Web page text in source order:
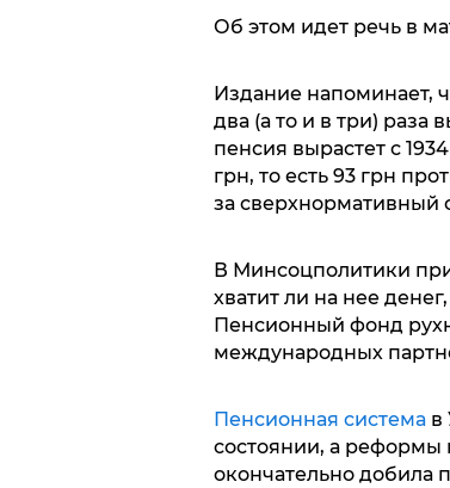
Об этом идет речь в
Издание напоминает,
два (а то и в три)
пенсия вырастет с
грн, то есть 93 грн
за сверхнормативный
В Минсоцполитики
хватит ли на нее
Пенсионный фонд
международных
Пенсионная системав
состоянии, а реформы
окончательно добила